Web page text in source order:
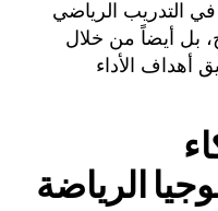
في التدريب الرياضي
بل أيضاً من خلال
أهداف الأداء
الرياضة